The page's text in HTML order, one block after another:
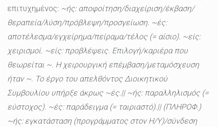
επιτυχημένος: ~ής: αποφοίτηση/διαχείριση/έκβαση/
θεραπεία/λύση/πρόβλεψη/προσγείωση. ~ές:
αποτέλεσμα/εγχείρημα/πείραμα/τέλος (= αίσιο). ~είς:
χειρισμοί. ~είς: προβλέψεις. Επιλογή/καριέρα που
θεωρείται ~. Η χειρουργική επέμβαση/μεταμόσχευση
ήταν ~. Το έργο του απελθόντος Διοικητικού
Συμβουλίου υπήρξε άκρως ~ές.|| ~ής: παραλληλισμός (=
εύστοχος). ~ές: παράδειγμα (= ταιριαστό).|| (ΠΛΗΡΟΦ.)
~ής: εγκατάσταση (προγράμματος στον Η/Υ)/σύνδεση